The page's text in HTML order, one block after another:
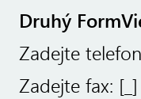
Druhý
Zadejte
Zadejte fax: [ _]